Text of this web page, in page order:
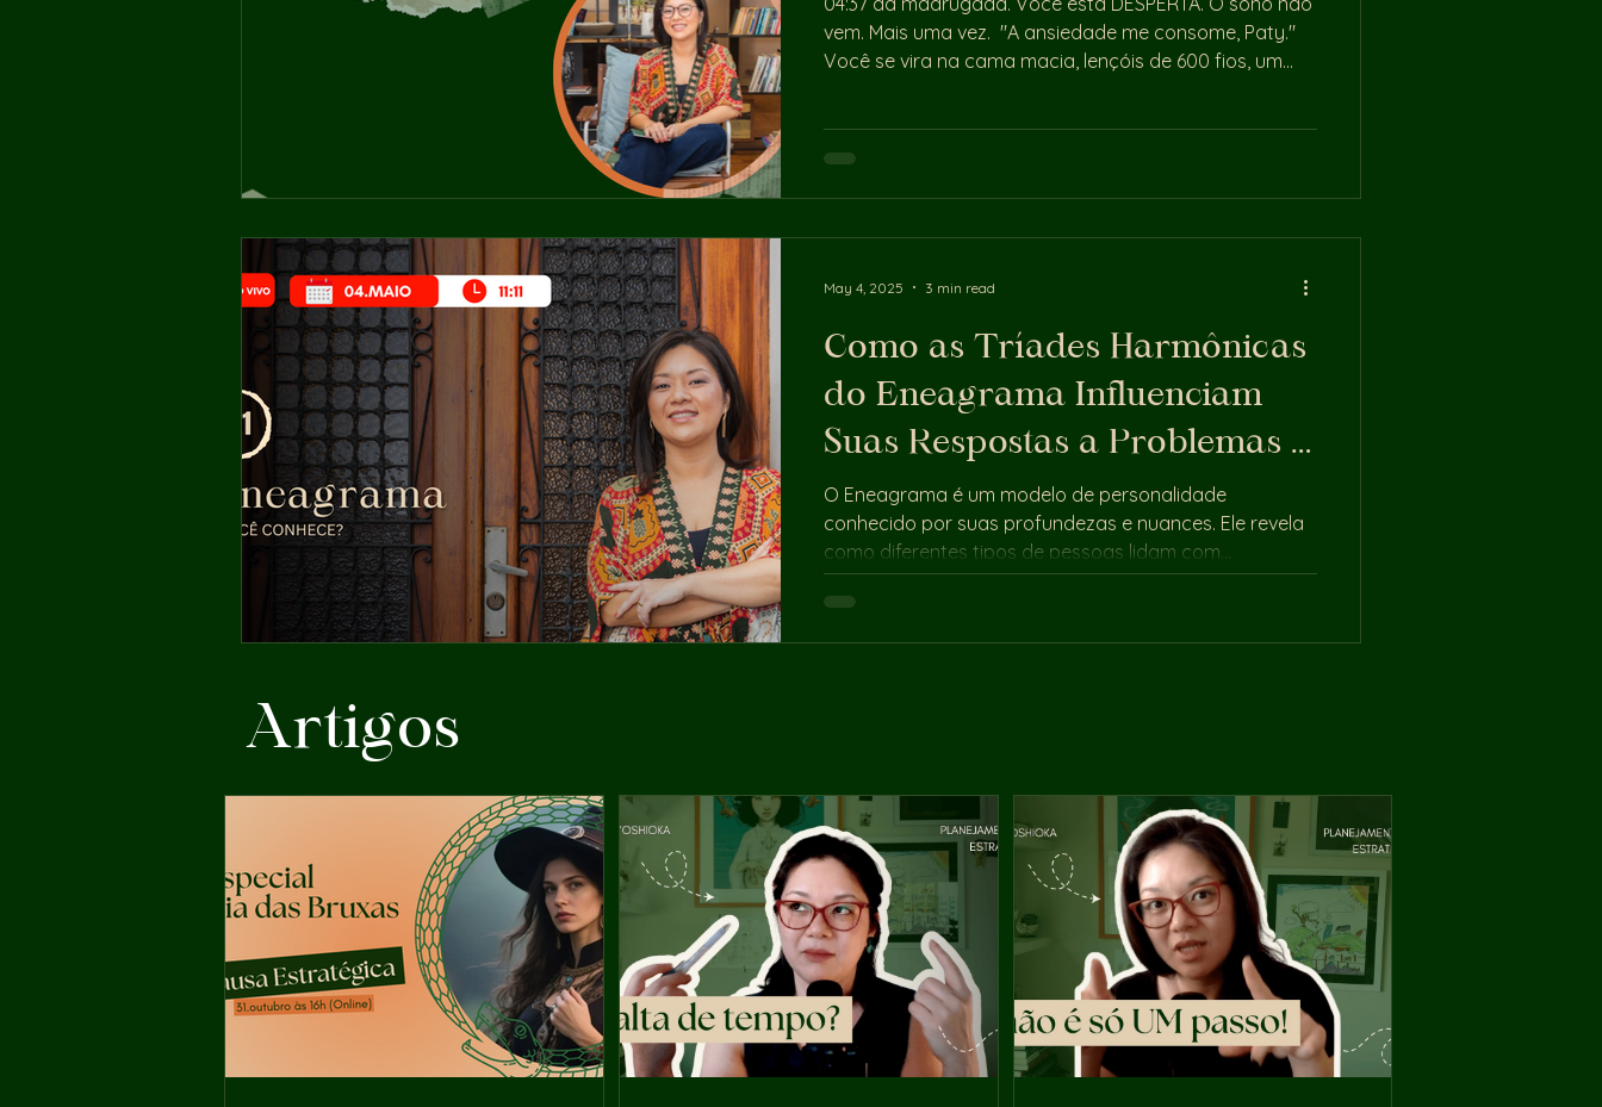
vem. Mais uma vez. "A ansiedade me consome, Paty."
Você se vira na cama macia, lençóis de 600 fios, um
Especialista. A Engenheira das soluções. A que entrega.
Mas foi você que sentiu a pressão. O etarismo velado.
Como as Tríades Harmônicas
do Eneagrama Influenciam
Suas Respostas a Problemas e
Desafios
O Eneagrama é um modelo de personalidade
conhecido por suas profundezas e nuances. Ele revela
como diferentes tipos de pessoas lidam com...
May 4, 2025 3 min read
Artigos